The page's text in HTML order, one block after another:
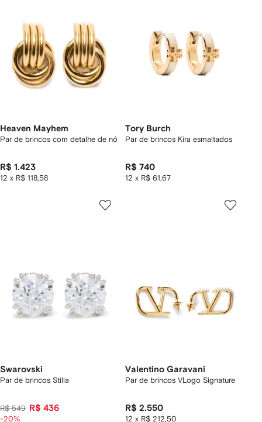
Heaven Mayhem
Par de brincos com detalhe de nó
R$ 1.423
12 x R$ 118,58
Tory Burch
Par de brincos Kira esmaltados
R$ 740
12 x R$ 61,67
Swarovski
Par de brincos Stilla
R$ 549 R$ 436
-20%
Valentino Garavani
Par de brincos VLogo Signature
R$ 2.550
12 x R$ 212,50